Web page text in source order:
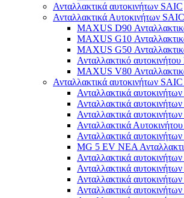
Ανταλλακτικά αυτοκινήτων SAIC
Ανταλλακτικά Αυτοκινήτων
MAXUS D90
MAXUS G10
MAXUS G50
Ανταλλακτικό
MAXUS V80
Ανταλλακτικά αυτοκινήτων
Ανταλλακτικά
Ανταλλακτικά
Ανταλλακτικά
Ανταλλακτικά
Ανταλλακτικά
MG 5 EV ΝΕΑ
Ανταλλακτικά
Ανταλλακτικά
Ανταλλακτικά
Ανταλλακτικά